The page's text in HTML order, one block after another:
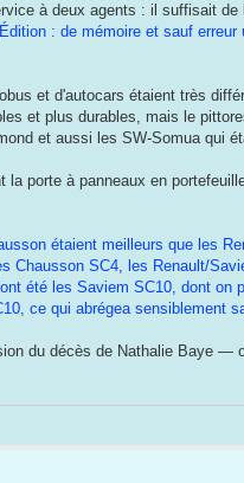
à deux agents : il suffisait
: de mémoire et sauf
et d'autocars étaient très
et plus durables, mais le
et aussi les SW-Somua qui
porte à panneaux en
étaient meilleurs que les
Chausson SC4, les Renault/
été les Saviem SC10, dont
ce qui abrégea sensiblement
du décès de Nathalie Baye —